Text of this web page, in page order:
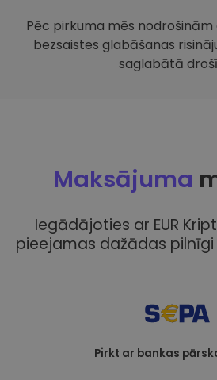
Pēc pirkuma mēs nodrošinām
bezsaistes glabāšanas
saglabātā
Maksājuma
Iegādājoties ar EUR
pieejamas dažādas
Pirkt ar bankas